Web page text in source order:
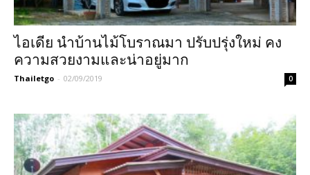
ไอเดีย นำบ้านไม้โบราณมา ปรับปรุ่งใหม่ คง
ความสวยงามและน่าอยู่มาก
Thailetgo - 02/09/2019 0